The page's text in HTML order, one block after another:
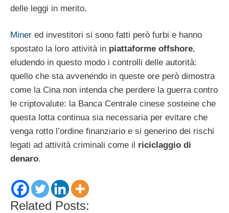
delle leggi in merito.
Miner ed investitori si sono fatti però furbi e hanno
spostato la loro attività in piattaforme offshore,
eludendo in questo modo i controlli delle autorità:
quello che sta avvenendo in queste ore però dimostra
come la Cina non intenda che perdere la guerra contro
le criptovalute: la Banca Centrale cinese sosteine che
questa lotta continua sia necessaria per evitare che
venga rotto l’ordine finanziario e si generino dei rischi
legati ad attività criminali come il riciclaggio di
denaro.
Related Posts: